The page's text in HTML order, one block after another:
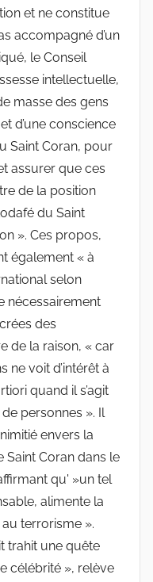
et ne constitue
accompagné d’un
le Conseil
intellectuelle,
masse des gens
d’une conscience
Saint Coran, pour
assurer que ces
de la position
du Saint
». Ces propos,
également « à
selon
nécessairement
des
de la raison, « car
ne voit d’intérêt à
quand il s’agit
personnes ». Il
envers la
Saint Coran dans le
qu' »un tel
alimente la
terrorisme ».
trahit une quête
célébrité », relève